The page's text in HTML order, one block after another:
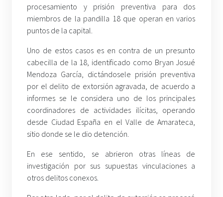
procesamiento y prisión preventiva para dos
miembros de la pandilla 18 que operan en varios
puntos de la capital.
Uno de estos casos es en contra de un presunto
cabecilla de la 18, identificado como Bryan Josué
Mendoza García, dictándosele prisión preventiva
por el delito de extorsión agravada, de acuerdo a
informes se le considera uno de los principales
coordinadores de actividades ilícitas, operando
desde Ciudad España en el Valle de Amarateca,
sitio donde se le dio detención.
En ese sentido, se abrieron otras líneas de
investigación por sus supuestas vinculaciones a
otros delitos conexos.